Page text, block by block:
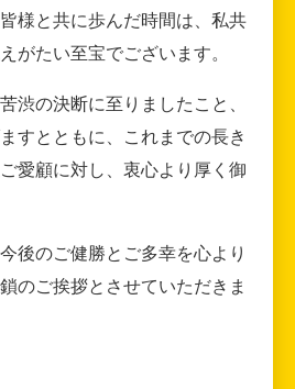
様と共に歩んだ時間は、私共
がたい至宝でございます。
渋の決断に至りましたこと、
すとともに、これまでの長き
愛顧に対し、衷心より厚く御
後のご健勝とご多幸を心より
のご挨拶とさせていただきま